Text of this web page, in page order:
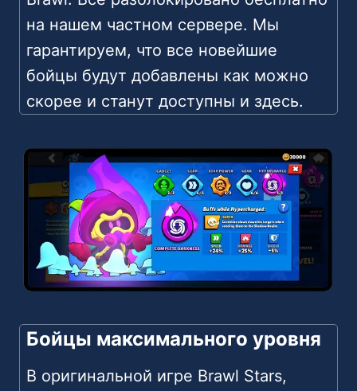
на нашем частном сервере. Мы
гарантируем, что все новейшие
бойцы будут добавлены как можно
скорее и станут доступны и здесь.
Бойцы максимального уровня
В оригинальной игре Brawl Stars,